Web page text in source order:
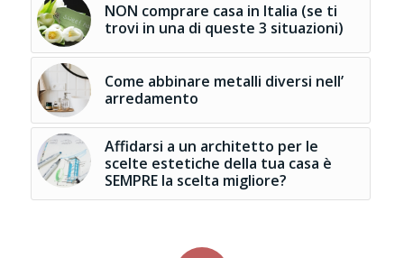
NON comprare casa in Italia (se ti
trovi in una di queste 3 situazioni)
Come abbinare metalli diversi nell’
arredamento
Affidarsi a un architetto per le
scelte estetiche della tua casa è
SEMPRE la scelta migliore?